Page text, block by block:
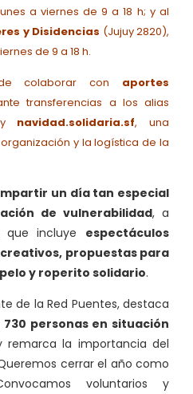
a viernes de 9 a 18 h; y al
y Disidencias (Jujuy 2820),
de 9 a 18 h.
colaborar con aportes
transferencias a los alias
navidad.solidaria.sf, una
y la logística de la
un día tan especial
de vulnerabilidad, a
que incluye espectáculos
propuestas para
y roperito solidario.
de la Red Puentes, destaca
730 personas en situación
remarca la importancia del
cerrar el año como
voluntarios y